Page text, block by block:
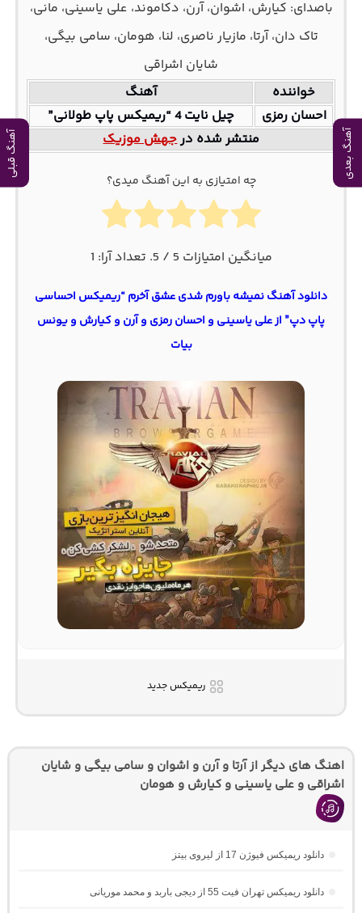
آهنگ بعدی آهنگ قبلی
باصدای: کیارش، اشوان، آرن، دکاموند، علی یاسینی، مانی،
تاک دان، آرتا، مازیار ناصری، لنا، هومان، سامی بیگی،
شایان اشراقی
خواننده
آهنگ
احسان رمزی
چیل نایت 4 “ریمیکس پاپ طولانی”
منتشر شده درجهش موزیک
چه امتیازی به این آهنگ میدی؟
میانگین امتیازات 5 / 5. تعداد آرا: 1
دانلود آهنگ نمیشه باورم شدی عشق آخرم “ریمیکس احساسی
پاپ دپ” از علی یاسینی و احسان رمزی و آرن و کیارش و یونس
بیات
ریمیکس جدید
اهنگ های دیگر از آرتا و آرن و اشوان و سامی بیگی و شایان
اشراقی و علی یاسینی و کیارش و هومان
دانلود ریمیکس فیوژن 17 از لیروی بیتز
دانلود ریمیکس تهران فیت 55 از دیجی باربد و محمد موریانی